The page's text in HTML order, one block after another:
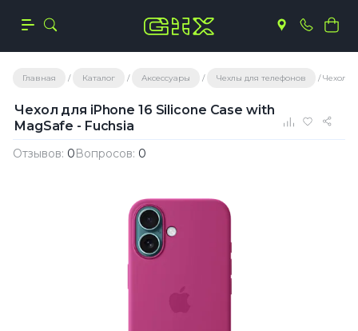
Главная Каталог Аксессуары Чехлы для телефонов Чехол
Чехол для iPhone 16 Silicone Case with
MagSafe - Fuchsia
Отзывов: 0Вопросов: 0